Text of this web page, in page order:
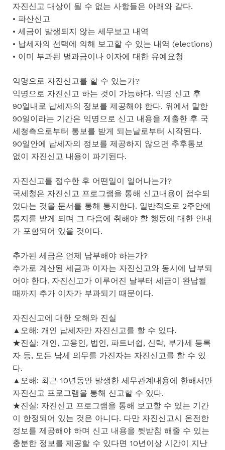
자진신고 대상이 될 수 없는 사항들은 아래와 같다.
• 파산신고
• 세금이 발생되지 않는 세무보고 내역
• 납세자의 선택에 의해 보고할 수 있는 내역 (elections)
• 이미 부과된 벌과금이나 이자에 대한 유예요청
익명으로 자진신고를 할 수 있는가?
익명으로 자진신고 하는 것이 가능하다. 익명 신고 후
90일내로 납세자의 정보를 제공해야 한다. 위에서 말한
90일이라는 기간은 익명으로 신고 내용을 제출한 후 국
세청측으로부터 통보를 받게 되는날로부터 시작된다.
90일안에 납세자의 정보를 제공하지 않으면 추후통보
없이 자진신고 내용이 파기된다.
자진신고를 접수한 후 어떤일이 일어나는가?
국세청은 자진신고 프로그램을 통해 신고내용이 접수되
었다는 것을 문서를 통해 통지한다. 일반적으로 2주안에
통지를 받게 되며 그 다음에 취해야 할 행동에 대한 안내
가 포함되어 있을 것이다.
추가된 세금은 언제 납부해야 하는가?
추가로 계산된 세금과 이자는 자진신고와 동시에 납부되
어야 한다. 자진신고가 이루어진 날부터 세금이 완납될
때까지 추가 이자가 부과되기 때문이다.
자진신고에 대한 오해와 진실
▲오해: 개인 납세자만 자진신고를 할 수 있다.
★진실: 개인, 고용인, 법인, 파트너쉽, 신탁, 부가세 등록
자 등, 모든 납세 의무를 가진자는 자진신고를 할 수 있
다.
▲오해: 최근 10년동안 발생한 세무관계내용에 한해서만
자진신고 프로그램을 통해 신고할 수 있다.
★진실: 자진신고 프로그램을 통해 보고할 수 있는 기간
이 한정되어 있는 것은 아니다. 다만 자진신고시 온전한
정보를 제공해야 하며 신고 내용을 뒷받침 해줄 수 있는
충분한 정보를 제공할 수 있다면 10년이상 시간이 지난